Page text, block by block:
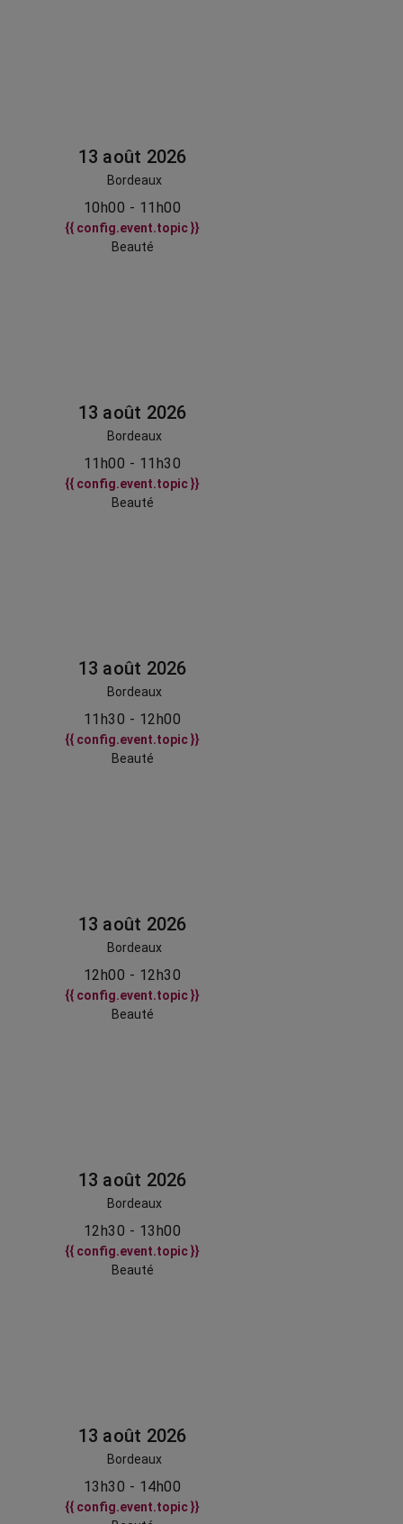
13 août 2026
Bordeaux
10h00 - 11h00
{{ config.event.topic }}
Beauté
13 août 2026
Bordeaux
11h00 - 11h30
{{ config.event.topic }}
Beauté
13 août 2026
Bordeaux
11h30 - 12h00
{{ config.event.topic }}
Beauté
13 août 2026
Bordeaux
12h00 - 12h30
{{ config.event.topic }}
Beauté
13 août 2026
Bordeaux
12h30 - 13h00
{{ config.event.topic }}
Beauté
13 août 2026
Bordeaux
13h30 - 14h00
{{ config.event.topic }}